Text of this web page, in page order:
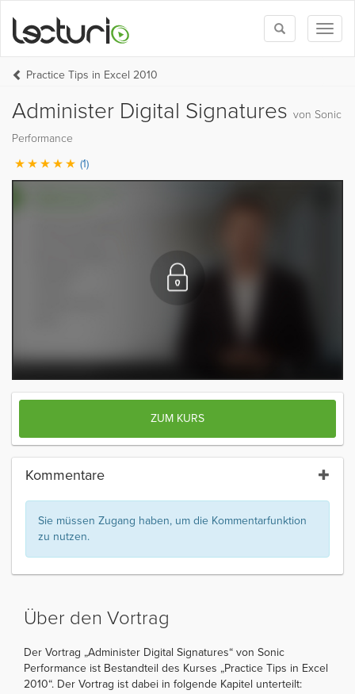
Toggle
search
Practice Tips in Excel 2010
Administer Digital Signatures von Sonic
Performance
(1)
ZUM KURS
Kommentare
Sie müssen Zugang haben, um die Kommentarfunktion
zu nutzen.
Über den Vortrag
Der Vortrag „Administer Digital Signatures“ von Sonic
Performance ist Bestandteil des Kurses „Practice Tips in Excel
2010“. Der Vortrag ist dabei in folgende Kapitel unterteilt: